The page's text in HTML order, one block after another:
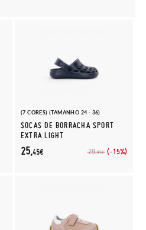
(7 CORES) (TAMANHO 24 - 36)
SOCAS DE BORRACHA SPORT
EXTRA LIGHT
29,95€ (-15%)
25,45€